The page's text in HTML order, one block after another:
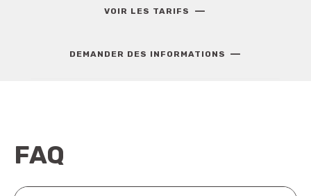
VOIR LES TARIFS —
DEMANDER DES INFORMATIONS —
FAQ